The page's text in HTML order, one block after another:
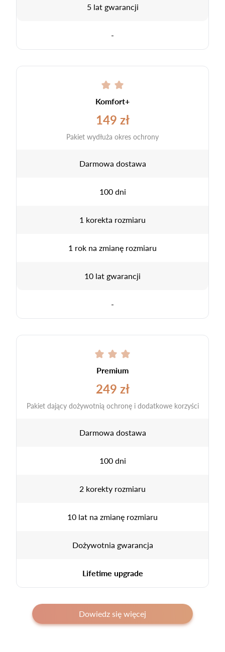
5 lat gwarancji
-
Komfort+
149 zł
Pakiet wydłuża okres ochrony
Darmowa dostawa
100 dni
1 korekta rozmiaru
1 rok na zmianę rozmiaru
10 lat gwarancji
-
Premium
249 zł
Pakiet dający dożywotnią ochronę i dodatkowe korzyści
Darmowa dostawa
100 dni
2 korekty rozmiaru
10 lat na zmianę rozmiaru
Dożywotnia gwarancja
Lifetime upgrade
Dowiedz się więcej